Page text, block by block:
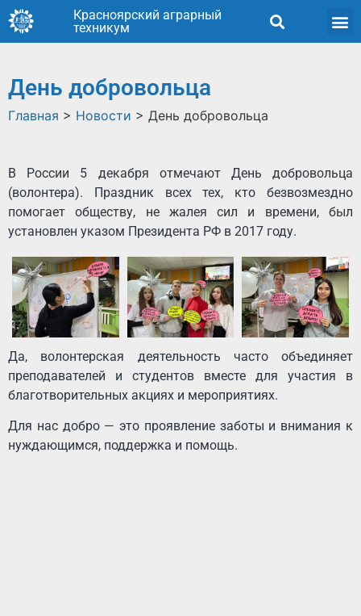
Красноярский аграрный
техникум
День добровольца
Главная > Новости > День добровольца
В России 5 декабря отмечают День добровольца
(волонтера). Праздник всех тех, кто безвозмездно
помогает обществу, не жалея сил и времени, был
установлен указом Президента РФ в 2017 году.
Да, волонтерская деятельность часто объединяет
преподавателей и студентов вместе для участия в
благотворительных акциях и мероприятиях.
Для нас добро — это проявление заботы и внимания к
нуждающимся, поддержка и помощь.